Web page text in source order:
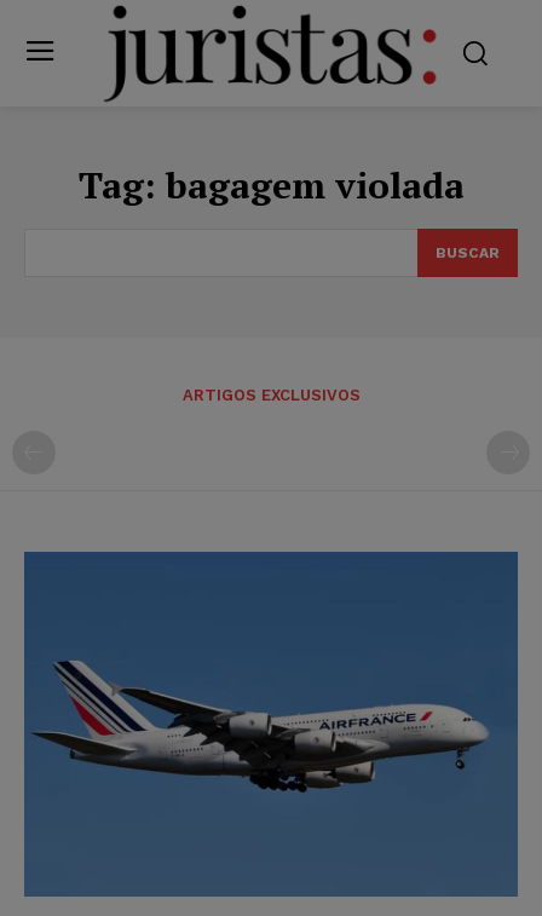
Tag:bagagem violada
BUSCAR
ARTIGOS EXCLUSIVOS